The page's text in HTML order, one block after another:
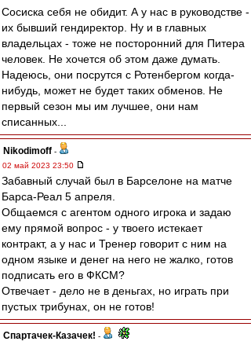
Сосиска себя не обидит. А у нас в руководстве -
их бывший гендиректор. Ну и в главных
владельцах - тоже не посторонний для Питера
человек. Не хочется об этом даже думать.
Надеюсь, они посрутся с Ротенбергом когда-
нибудь, может не будет таких обменов. Не
первый сезон мы им лучшее, они нам
списанных...
Nikodimoff -
02 май 2023 23:50
Забавный случай был в Барселоне на матче
Барса-Реал 5 апреля.
Общаемся с агентом одного игрока и задаю
ему прямой вопрос - у твоего истекает
контракт, а у нас и Тренер говорит с ним на
одном языке и денег на него не жалко, готов
подписать его в ФКСМ?
Отвечает - дело не в деньгах, но играть при
пустых трибунах, он не готов!
Спартачек-Казачек! -